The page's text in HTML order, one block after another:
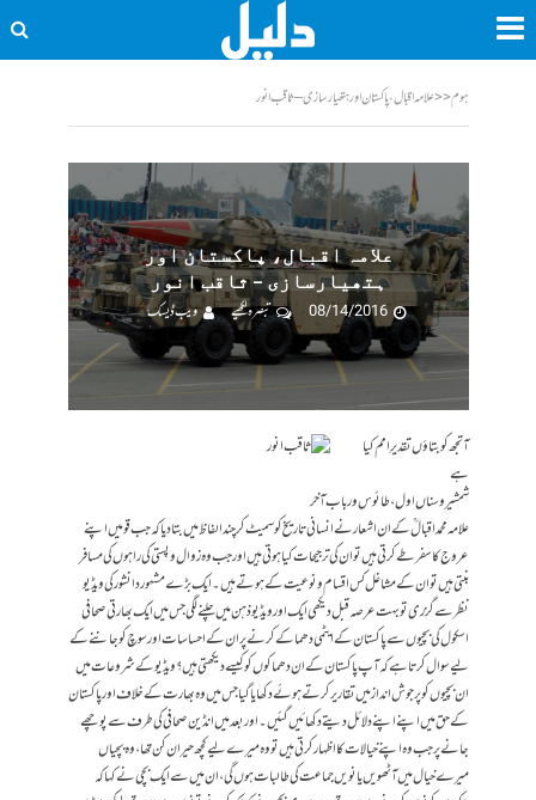
ہوم<<علامہ اقبال، پاکستان اور ہتھیارسازی – ثاقب انور
علامہ اقبال، پاکستان اور
ہتھیارسازی – ثاقب انور
08/14/2016
تبصرہ لکھیے ویب ڈیسک
آ تجھ کو بتاؤں تقدیرِ امم کیا
ہے
شمشیر و سناں اول، طائوس و رباب آخر
علامہ محمد اقبالؒ کے ان اشعار نے انسانی تاریخ کو سمیٹ کر چند الفاظ میں بتادیا کہ جب قومیں اپنے
عروج کا سفر طے کرتی ہیں تو ان کی ترجیحات کیا ہوتی ہیں اور جب وہ زوال و پستی کی راہوں کی مسافر
بنتی ہیں تو ان کے مشاغل کس اقسام و نوعیت کے ہوتے ہیں۔ ایک بڑے مشہور دانشور کی ویڈیو
نظر سے گزری تو بہت عرصہ قبل دیکھی ایک اور ویڈیو ذہن میں چلنے لگی جس میں ایک بھارتی صحافی
اسکول کی بچیوں سے پاکستان کے ایٹمی دھماکے کرنے پر ان کے احساسات اور سوچ کو جاننے کے
لیے سوال کرتا ہے کہ آپ پاکستان کے ان دھماکوں کو کیسے دیکھتی ہیں؟ ویڈیو کے شروعات میں
ان بچیوں کو پرجوش انداز میں تقاریر کرتے ہوئے دکھایا گیا جس میں وہ بھارت کے خلاف اور پاکستان
کے حق میں اپنے اپنے دلائل دیتے دکھائیں گئیں۔ اور بعد میں انڈین صحافی کی طرف سے پوچھے
جانے پر جب وہ اپنے خیالات کا اظہار کرتی ہیں تو وہ میرے لیے کچھ حیران کن تھا، وہ بچیاں
میرے خیال میں آٹھویں یا نویں جماعت کی طالبات ہوں گی، ان میں سے ایک بچی نے کہا کہ